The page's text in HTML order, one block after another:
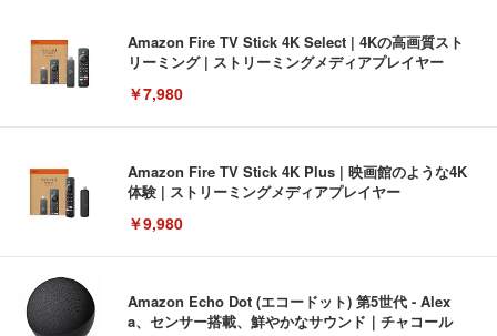
Amazon Fire TV Stick 4K Select | 4Kの高画質スト
リーミング | ストリーミングメディアプレイヤー
￥7,980
Amazon Fire TV Stick 4K Plus | 映画館のような4K
体験 | ストリーミングメディアプレイヤー
￥9,980
Amazon Echo Dot (エコードット) 第5世代 - Alex
a、センサー搭載、鮮やかなサウンド｜チャコール